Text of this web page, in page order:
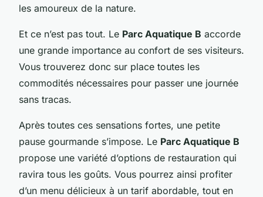
les amoureux de la nature.
Et ce n’est pas tout. Le Parc Aquatique B accorde
une grande importance au confort de ses visiteurs.
Vous trouverez donc sur place toutes les
commodités nécessaires pour passer une journée
sans tracas.
Après toutes ces sensations fortes, une petite
pause gourmande s’impose. Le Parc Aquatique B
propose une variété d’options de restauration qui
ravira tous les goûts. Vous pourrez ainsi profiter
d’un menu délicieux à un tarif abordable, tout en